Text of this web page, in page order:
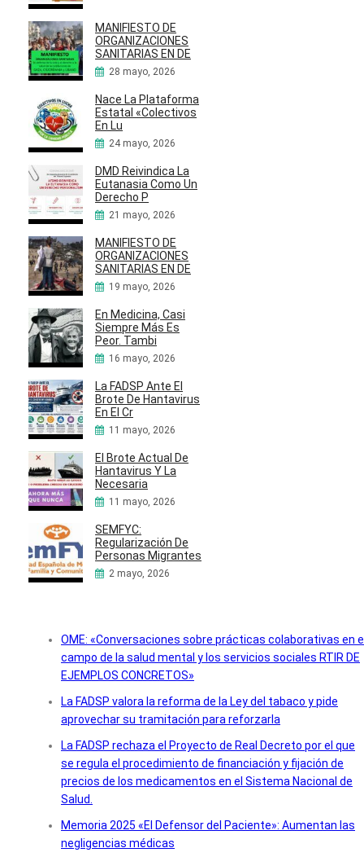
MANIFIESTO DE
ORGANIZACIONES
SANITARIAS EN DE
28 mayo, 2026
Nace La Plataforma
Estatal «Colectivos
En Lu
24 mayo, 2026
DMD Reivindica La
Eutanasia Como Un
Derecho P
21 mayo, 2026
MANIFIESTO DE
ORGANIZACIONES
SANITARIAS EN DE
19 mayo, 2026
En Medicina, Casi
Siempre Más Es
Peor. Tambi
16 mayo, 2026
La FADSP Ante El
Brote De Hantavirus
En El Cr
11 mayo, 2026
El Brote Actual De
Hantavirus Y La
Necesaria
11 mayo, 2026
SEMFYC:
Regularización De
Personas Migrantes
2 mayo, 2026
OME: «Conversaciones sobre prácticas colaborativas en
campo de la salud mental y los servicios sociales RTIR DE
EJEMPLOS CONCRETOS»
La FADSP valora la reforma de la Ley del tabaco y pide
aprovechar su tramitación para reforzarla
La FADSP rechaza el Proyecto de Real Decreto por el que
se regula el procedimiento de financiación y fijación de
precios de los medicamentos en el Sistema Nacional de
Salud.
Memoria 2025 «El Defensor del Paciente»: Aumentan las
negligencias médicas